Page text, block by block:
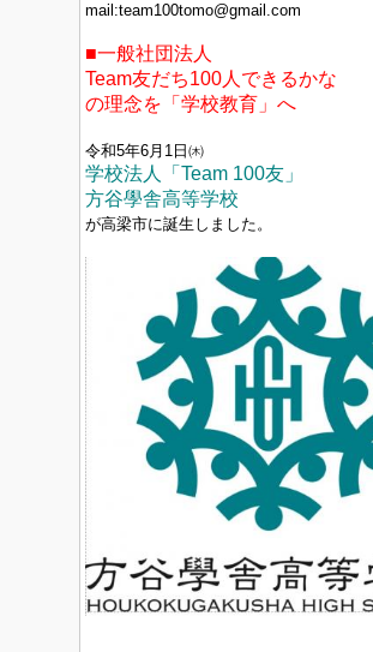
mail:team100tomo@gmail.com
■一般社団法人
Team友だち100人できるかな
の理念を「学校教育」へ
令和5年6月1日㈭
学校法人「Team 100友」
方谷學舎高等学校
が高梁市に誕生しました。